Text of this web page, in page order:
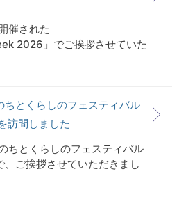
催された
2026」でご挨拶させていた
ちとくらしのフェスティバル
訪問しました
ちとくらしのフェスティバル
ご挨拶させていただきまし